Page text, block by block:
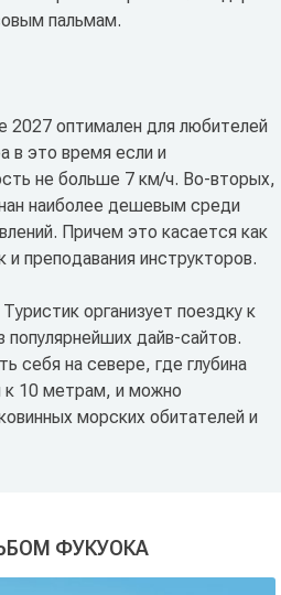
пальмам.
2027 оптимален для любителей
в это время если и
не больше 7 км/ч. Во-вторых,
наиболее дешевым среди
Причем это касается как
и преподавания инструкторов.
организует поездку к
дайв-сайтов.
себя на севере, где глубина
к 10 метрам, и можно
морских обитателей и
ФУКУОКА